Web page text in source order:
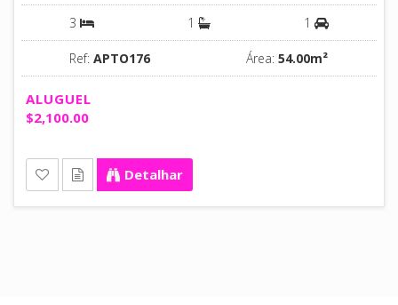
3 1 1
Ref: APTO176 Área: 54.00m²
ALUGUEL
$2,100.00
Detalhar